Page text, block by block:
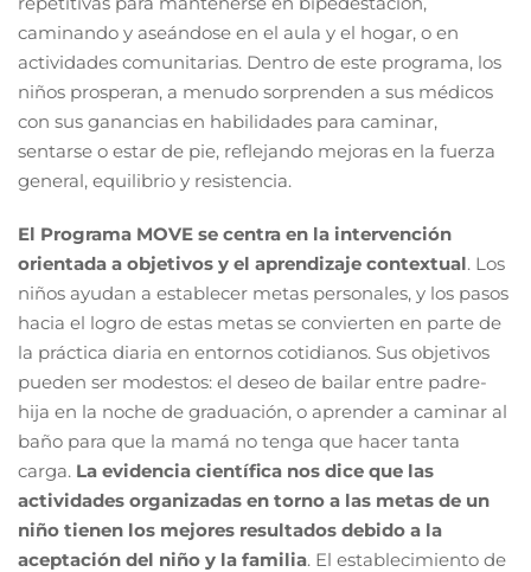
caminando y aseándose en el aula y el hogar, o en
actividades comunitarias. Dentro de este programa, los
niños prosperan, a menudo sorprenden a sus médicos
con sus ganancias en habilidades para caminar,
sentarse o estar de pie, reflejando mejoras en la fuerza
general, equilibrio y resistencia.
El Programa MOVE se centra en la intervención
orientada a objetivos y el aprendizaje contextual. Los
niños ayudan a establecer metas personales, y los pasos
hacia el logro de estas metas se convierten en parte de
la práctica diaria en entornos cotidianos. Sus objetivos
pueden ser modestos: el deseo de bailar entre padre-
hija en la noche de graduación, o aprender a caminar al
baño para que la mamá no tenga que hacer tanta
carga. La evidencia científica nos dice que las
actividades organizadas en torno a las metas de un
niño tienen los mejores resultados debido a la
aceptación del niño y la familia. El establecimiento de